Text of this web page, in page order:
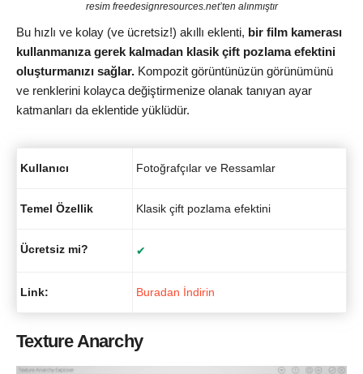
resim freedesignresources.net’ten alınmıştır
Bu hızlı ve kolay (ve ücretsiz!) akıllı eklenti, bir film kamerası
kullanmanıza gerek kalmadan klasik çift pozlama efektini
oluşturmanızı sağlar. Kompozit görüntünüzün görünümünü
ve renklerini kolayca değiştirmenize olanak tanıyan ayar
katmanları da eklentide yüklüdür.
Kullanıcı Fotoğrafçılar ve Ressamlar
Temel Özellik Klasik çift pozlama efektini
Ücretsiz mi? ✔
Link: Buradan İndirin
Texture Anarchy